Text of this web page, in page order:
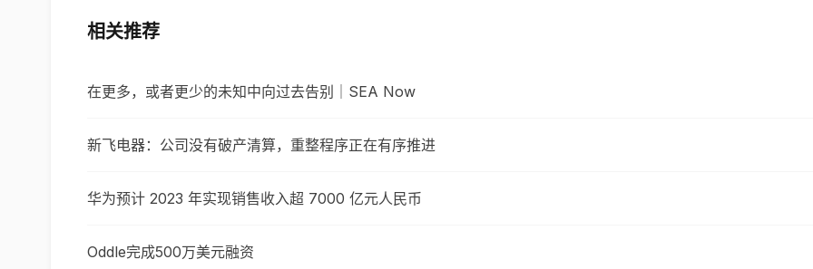
相关推荐
在更多，或者更少的未知中向过去告别｜SEA Now
新飞电器：公司没有破产清算，重整程序正在有序推进
华为预计 2023 年实现销售收入超 7000 亿元人民币
Oddle完成500万美元融资